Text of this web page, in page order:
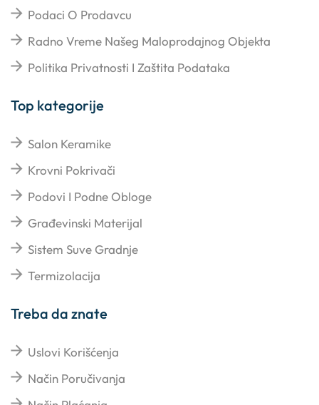
Podaci O Prodavcu
Radno Vreme Našeg Maloprodajnog Objekta
Politika Privatnosti I Zaštita Podataka
Top kategorije
Salon Keramike
Krovni Pokrivači
Podovi I Podne Obloge
Građevinski Materijal
Sistem Suve Gradnje
Termizolacija
Treba da znate
Uslovi Korišćenja
Način Poručivanja